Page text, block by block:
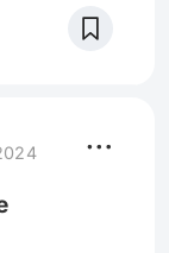
sea, hay